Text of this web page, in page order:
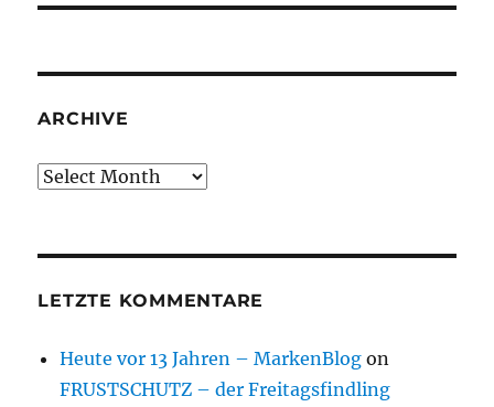
ARCHIVE
Archive
LETZTE KOMMENTARE
Heute vor 13 Jahren – MarkenBlog on
FRUSTSCHUTZ – der Freitagsfindling